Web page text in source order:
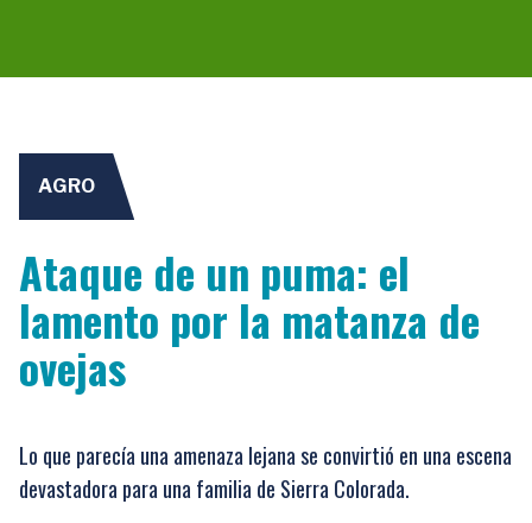
AGRO
Ataque de un puma: el
lamento por la matanza de
ovejas
Lo que parecía una amenaza lejana se convirtió en una escena
devastadora para una familia de Sierra Colorada.